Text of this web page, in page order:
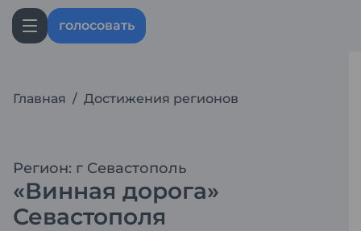
голосовать
Главная / Достижения регионов
Регион: г Севастополь
«Винная дорога»
Севастополя